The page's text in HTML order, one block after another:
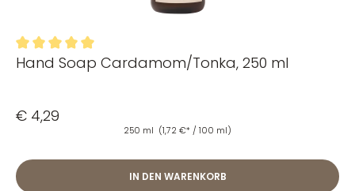
Durchschnittliche Bewertung von 5 von 5 Sternen
Hand Soap Cardamom/Tonka, 250 ml
€ 4,29
250 ml (1,72 €* / 100 ml)
IN DEN WARENKORB